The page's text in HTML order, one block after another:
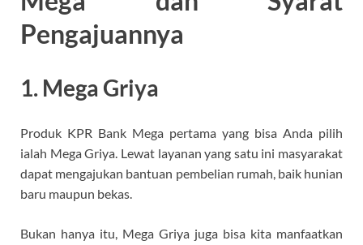
Pengajuannya
1. Mega Griya
Produk KPR Bank Mega pertama yang bisa Anda pilih
ialah Mega Griya. Lewat layanan yang satu ini masyarakat
dapat mengajukan bantuan pembelian rumah, baik hunian
baru maupun bekas.
Bukan hanya itu, Mega Griya juga bisa kita manfaatkan